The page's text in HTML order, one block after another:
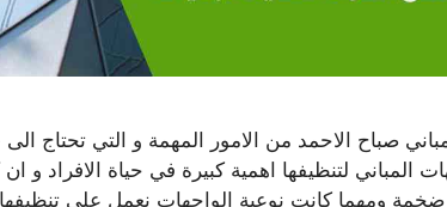
صباح الاحمد من الامور المهمة و التي تحتاج
المباني لتنظيفها اهمية كبيرة في حياة الافراد و
ضخمة ومهما كانت نوعية الواجهات نعمل على